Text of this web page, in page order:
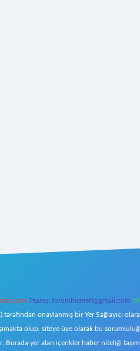
Teams: forumhizmeti@gmail.com
onaylanmış bir Yer Sağlayıcı
olup, siteye üye olarak bu
Burada yer alan içerikler haber niteliği